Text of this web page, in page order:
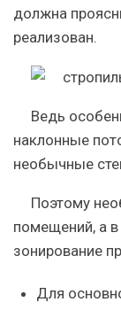
должна
реализован.
Ведь
наклонные
необычные
Поэтому
помещений, а в
зонирование
Для